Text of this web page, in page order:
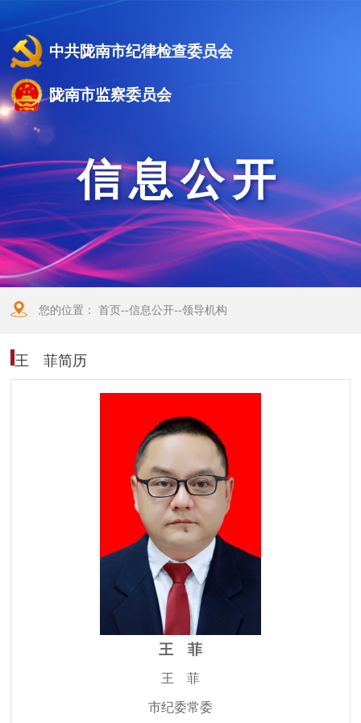
中共陇南市纪律检查委员会
陇南市监察委员会
信息公开
您的位置：首页--信息公开--领导机构
王 菲简历
王 菲
王 菲
市纪委常委